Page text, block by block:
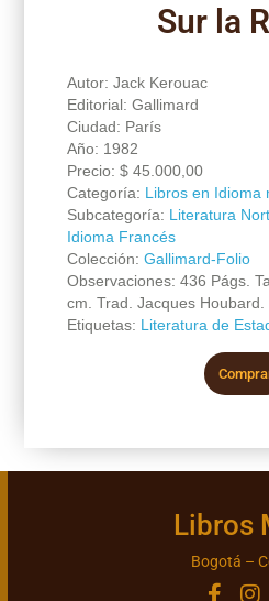
Sur la
Autor: Jack Kerouac
Editorial: Gallimard
Ciudad: París
Año: 1982
Precio: $45.000,00
Categoría: Libros en Idioma
Subcategoría: Literatura
Idioma Francés
Colección: Gallimard-Folio
Observaciones: 436 Págs.
cm. Trad. Jacques
Etiquetas: Literatura de
Libros
Bogotá –